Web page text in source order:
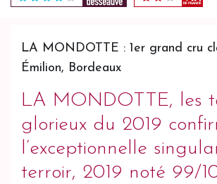
LA MONDOTTE : 1er grand cru
Émilion, Bordeaux
LA MONDOTTE, les
glorieux du 2019
l’exceptionnelle
terroir, 2019 noté 99/